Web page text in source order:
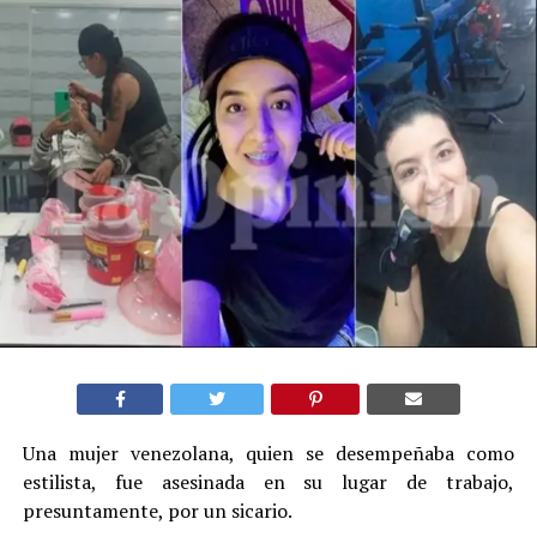
Una mujer venezolana, quien se desempeñaba como
estilista, fue asesinada en su lugar de trabajo,
presuntamente, por un sicario.